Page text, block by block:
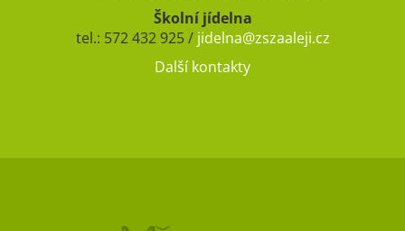
Školní jídelna
tel.: 572 432 925 / jidelna@zszaaleji.cz
Další kontakty